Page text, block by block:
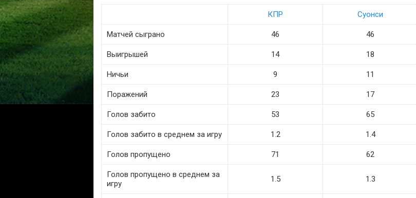
КПР Суонси
Матчей сыграно 46 46
Выигрышей 14 18
Ничьи 9 11
Поражений 23 17
Голов забито 53 65
Голов забито в среднем за игру 1.2 1.4
Голов пропущено 71 62
Голов пропущено в среднем за
игру
1.5 1.3